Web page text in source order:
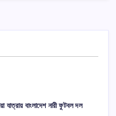
যাত্রায় বাংলাদেশ নারী ফুটবল দল